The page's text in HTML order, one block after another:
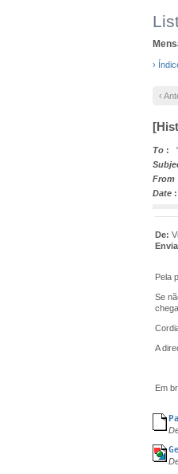
›
‹
To :
From
Date :
De:
Pela
Se
A
Em